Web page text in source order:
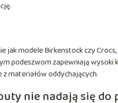
jak modele Birkenstock czy
podeszwom zapewniają wysoki
z materiałów oddychających.
nie nadają się do